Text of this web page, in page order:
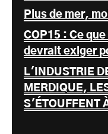
Plus de mer,
COP15 : Ce
devrait exiger
L'INDUSTRIE
MERDIQUE,
S'ÉTOUFFENT